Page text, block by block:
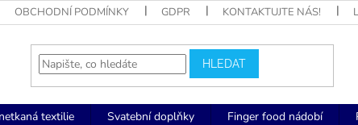
OBCHODNÍ PODMÍNKY GDPR KONTAKTUJTE NÁS!
HLEDAT
textilie Svatební doplňky Finger food nádobí